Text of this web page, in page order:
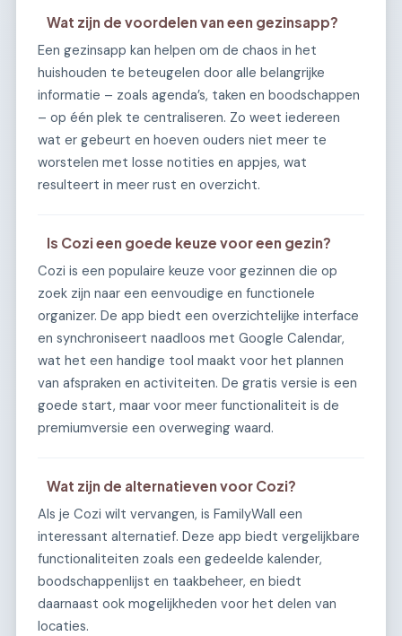
Wat zijn de voordelen van een gezinsapp?
Een gezinsapp kan helpen om de chaos in het
huishouden te beteugelen door alle belangrijke
informatie – zoals agenda’s, taken en boodschappen
– op één plek te centraliseren. Zo weet iedereen
wat er gebeurt en hoeven ouders niet meer te
worstelen met losse notities en appjes, wat
resulteert in meer rust en overzicht.
Is Cozi een goede keuze voor een gezin?
Cozi is een populaire keuze voor gezinnen die op
zoek zijn naar een eenvoudige en functionele
organizer. De app biedt een overzichtelijke interface
en synchroniseert naadloos met Google Calendar,
wat het een handige tool maakt voor het plannen
van afspraken en activiteiten. De gratis versie is een
goede start, maar voor meer functionaliteit is de
premiumversie een overweging waard.
Wat zijn de alternatieven voor Cozi?
Als je Cozi wilt vervangen, is FamilyWall een
interessant alternatief. Deze app biedt vergelijkbare
functionaliteiten zoals een gedeelde kalender,
boodschappenlijst en taakbeheer, en biedt
daarnaast ook mogelijkheden voor het delen van
locaties.